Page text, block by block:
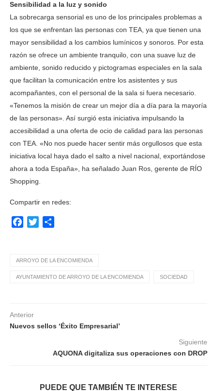
Sensibilidad a la luz y sonido
La sobrecarga sensorial es uno de los principales problemas a
los que se enfrentan las personas con TEA, ya que tienen una
mayor sensibilidad a los cambios lumínicos y sonoros. Por esta
razón se ofrece un ambiente tranquilo, con una suave luz de
ambiente, sonido reducido y pictogramas especiales en la sala
que facilitan la comunicación entre los asistentes y sus
acompañantes, con el personal de la sala si fuera necesario.
«Tenemos la misión de crear un mejor día a día para la mayoría
de las personas». Así surgió esta iniciativa impulsando la
accesibilidad a una oferta de ocio de calidad para las personas
con TEA. «No nos puede hacer sentir más orgullosos que esta
iniciativa local haya dado el salto a nivel nacional, exportándose
ahora a toda España», ha señalado Juan Ros, gerente de RÍO
Shopping.
Compartir en redes:
Facebook
Twitter
ARROYO DE LA ENCOMIENDA
AYUNTAMIENTO DE ARROYO DE LA ENCOMIENDA SOCIEDAD
Anterior
Nuevos sellos ‘Éxito Empresarial’
Siguiente
AQUONA digitaliza sus operaciones con DROP
PUEDE QUE TAMBIÉN TE INTERESE